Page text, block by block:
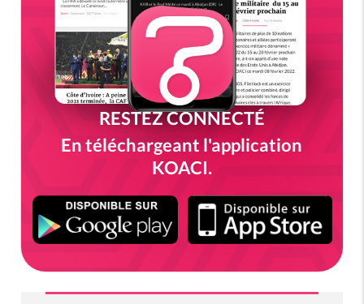
RESTEZ CONNECTÉ
En téléchargeant l'application
KOACI.